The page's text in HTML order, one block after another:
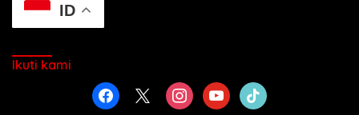
ID
Ikuti kami
facebook instagramyoutubetiktok